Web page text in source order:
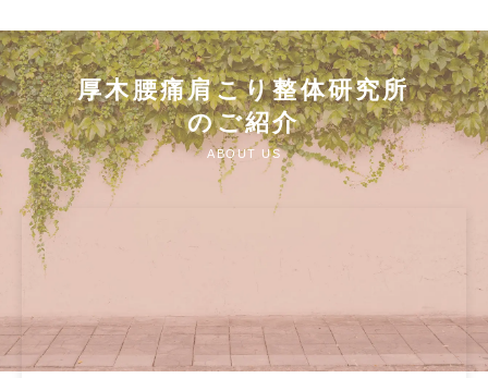
厚木腰痛肩こり整体研究所
のご紹介
ABOUT US